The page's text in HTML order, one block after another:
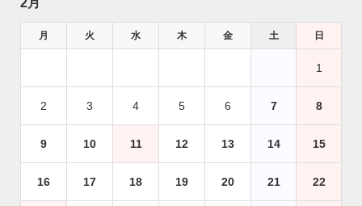
月 火 水 木 金 土 日
1
2 3 4 5 6 7 8
9 10 11 12 13 14 15
16 17 18 19 20 21 22